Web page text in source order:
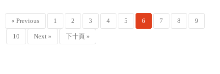
« Previous 1 2 3 4 5 6 7 8 9
10 Next » 下十頁 »